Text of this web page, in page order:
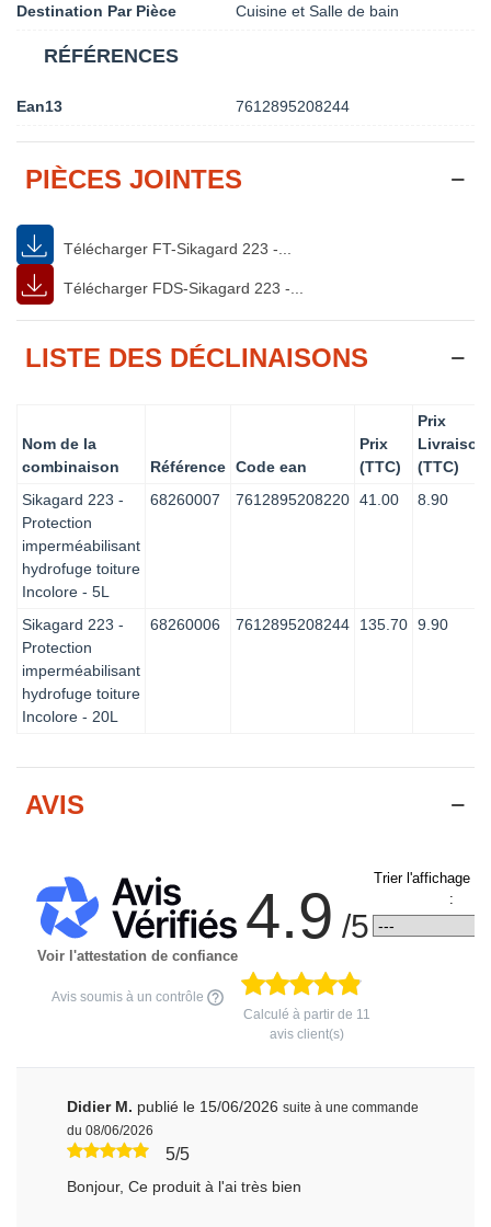
Destination Par Pièce Cuisine et Salle de bain
RÉFÉRENCES
Ean13 7612895208244
PIÈCES JOINTES
Télécharger FT-Sikagard 223 -...
Télécharger FDS-Sikagard 223 -...
LISTE DES DÉCLINAISONS
Nom de la
combinaison
Référence Code ean
Prix
(TTC)
Prix
Livraison
(TTC)
Sikagard 223 -
Protection
imperméabilisant
hydrofuge toiture
Incolore - 5L
68260007 7612895208220 41.00 8.90
Sikagard 223 -
Protection
imperméabilisant
hydrofuge toiture
Incolore - 20L
68260006 7612895208244 135.70 9.90
AVIS
Voir l'attestation de confiance
Avis soumis à un contrôle
4.9 /5
Calculé à partir de 11
avis client(s)
Trier l'affichage
:
Didier M. publié le 15/06/2026 suite à une commande
du 08/06/2026
5/5
Bonjour, Ce produit à l'ai très bien